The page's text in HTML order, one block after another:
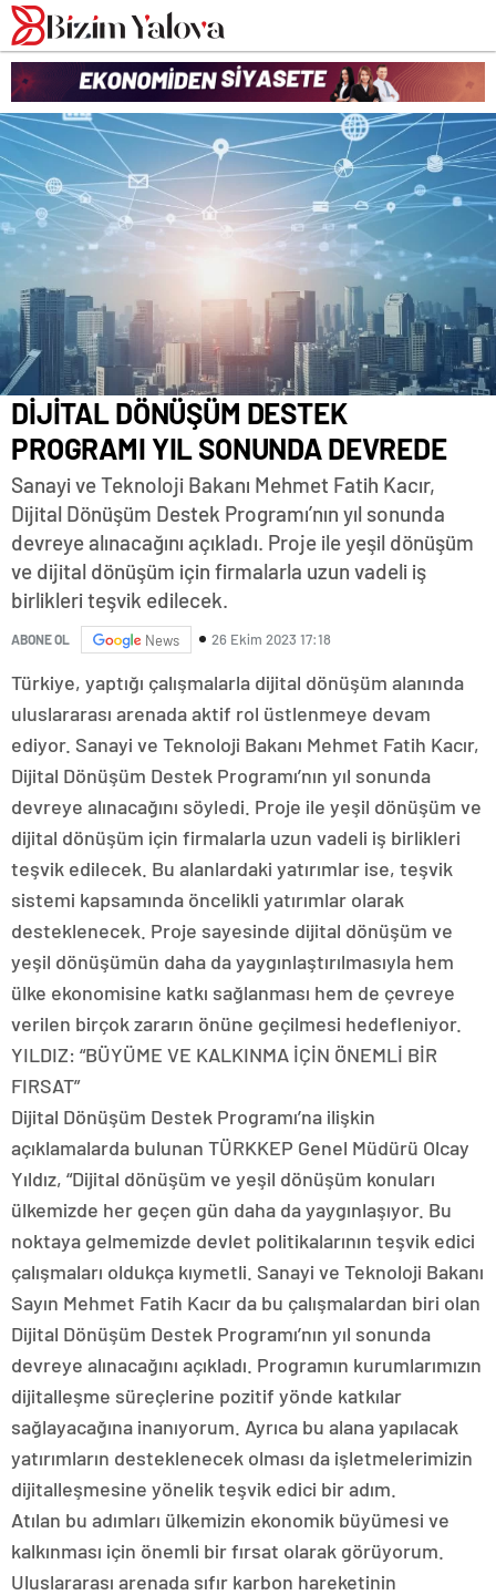
romabet
romabet
romabet
deneme
bonusu
veren
siteler
DİJİTAL DÖNÜŞÜM DESTEK
PROGRAMI YIL SONUNDA DEVREDE
Sanayi ve Teknoloji Bakanı Mehmet Fatih Kacır,
Dijital Dönüşüm Destek Programı’nın yıl sonunda
devreye alınacağını açıkladı. Proje ile yeşil dönüşüm
ve dijital dönüşüm için firmalarla uzun vadeli iş
birlikleri teşvik edilecek.
ABONE OL News 26 Ekim 2023 17:18
Türkiye, yaptığı çalışmalarla dijital dönüşüm alanında
uluslararası arenada aktif rol üstlenmeye devam
ediyor. Sanayi ve Teknoloji Bakanı Mehmet Fatih Kacır,
Dijital Dönüşüm Destek Programı’nın yıl sonunda
devreye alınacağını söyledi. Proje ile yeşil dönüşüm ve
dijital dönüşüm için firmalarla uzun vadeli iş birlikleri
teşvik edilecek. Bu alanlardaki yatırımlar ise, teşvik
sistemi kapsamında öncelikli yatırımlar olarak
desteklenecek. Proje sayesinde dijital dönüşüm ve
yeşil dönüşümün daha da yaygınlaştırılmasıyla hem
ülke ekonomisine katkı sağlanması hem de çevreye
verilen birçok zararın önüne geçilmesi hedefleniyor.
YILDIZ: “BÜYÜME VE KALKINMA İÇİN ÖNEMLİ BİR
FIRSAT”
Dijital Dönüşüm Destek Programı’na ilişkin
açıklamalarda bulunan TÜRKKEP Genel Müdürü Olcay
Yıldız, “Dijital dönüşüm ve yeşil dönüşüm konuları
ülkemizde her geçen gün daha da yaygınlaşıyor. Bu
noktaya gelmemizde devlet politikalarının teşvik edici
çalışmaları oldukça kıymetli. Sanayi ve Teknoloji Bakanı
Sayın Mehmet Fatih Kacır da bu çalışmalardan biri olan
Dijital Dönüşüm Destek Programı’nın yıl sonunda
devreye alınacağını açıkladı. Programın kurumlarımızın
dijitalleşme süreçlerine pozitif yönde katkılar
sağlayacağına inanıyorum. Ayrıca bu alana yapılacak
yatırımların desteklenecek olması da işletmelerimizin
dijitalleşmesine yönelik teşvik edici bir adım.
Atılan bu adımları ülkemizin ekonomik büyümesi ve
kalkınması için önemli bir fırsat olarak görüyorum.
Uluslararası arenada sıfır karbon hareketinin